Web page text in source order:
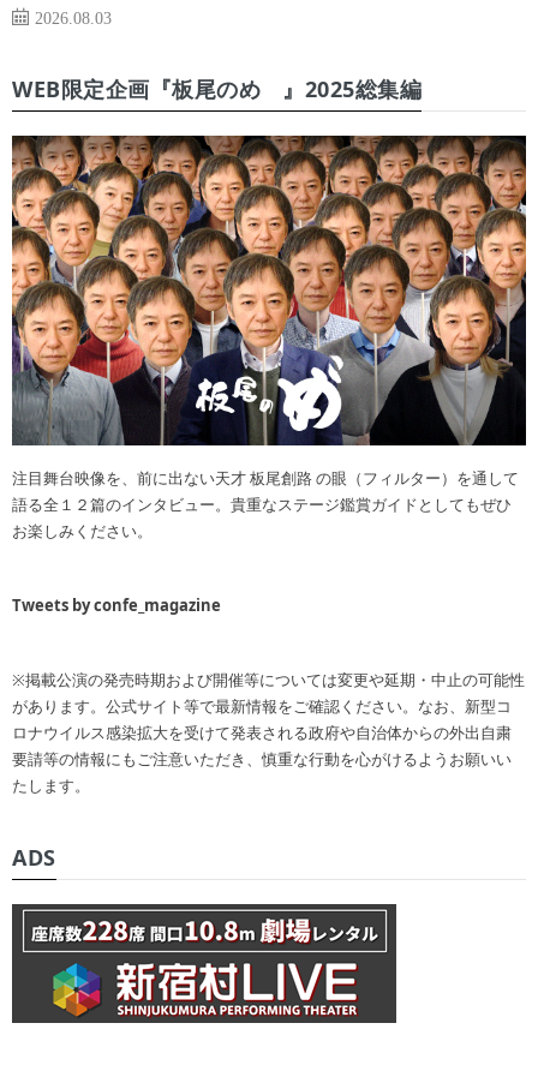
2026.08.03
WEB限定企画『板尾のめ゙』2025総集編
注目舞台映像を、前に出ない天才 板尾創路 の眼（フィルター）を通して
語る全１２篇のインタビュー。貴重なステージ鑑賞ガイドとしてもぜひ
お楽しみください。
Tweets by confe_magazine
※掲載公演の発売時期および開催等については変更や延期・中止の可能性
があります。公式サイト等で最新情報をご確認ください。なお、新型コ
ロナウイルス感染拡大を受けて発表される政府や自治体からの外出自粛
要請等の情報にもご注意いただき、慎重な行動を心がけるようお願いい
たします。
ADS